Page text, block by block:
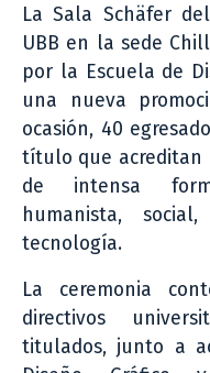
La Sala Schäfer
UBB en la sede
por la Escuela de
una nueva
ocasión, 40
título que acreditan
de intensa
humanista,
tecnología.
La ceremonia
directivos
titulados, junto a